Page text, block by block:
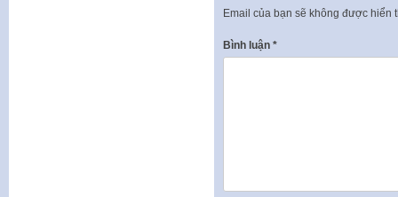
Email của bạn sẽ không được hiển
Bình luận *